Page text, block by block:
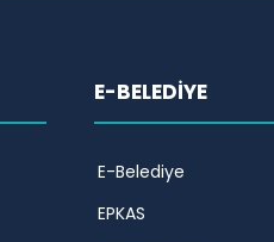
E-BELEDİYE
E-Belediye
EPKAS